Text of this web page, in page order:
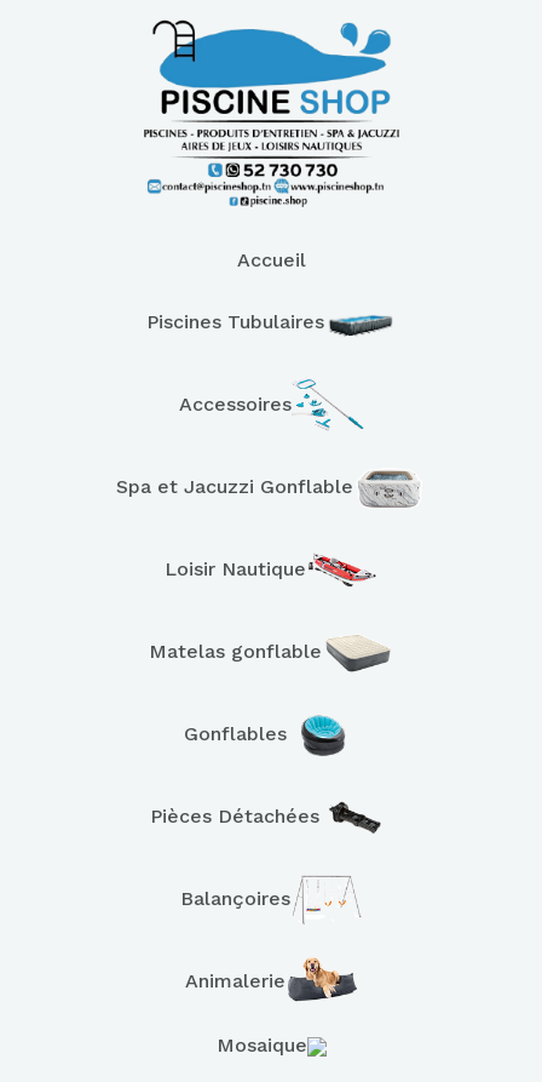
Accueil
Piscines Tubulaires
Accessoires
Spa et Jacuzzi Gonflable
Loisir Nautique
Matelas gonflable
Gonflables
Pièces Détachées
Balançoires
Animalerie
Mosaique